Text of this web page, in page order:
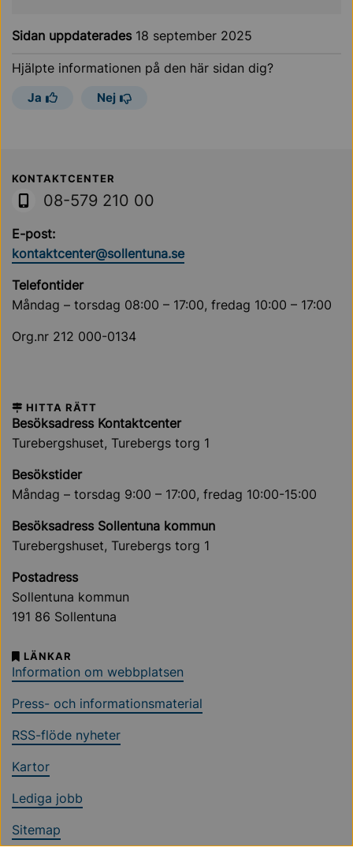
Sidan uppdaterades 18 september 2025
Hjälpte informationen på den här sidan dig?
Ja Nej
Sollentuna Kommun
KONTAKTCENTER
08-579 210 00
E-post:
kontaktcenter@sollentuna.se
Telefontider
Måndag – torsdag 08:00 – 17:00, fredag 10:00 – 17:00
Org.nr 212 000-0134
HITTA RÄTT
Besöksadress Kontaktcenter
Turebergshuset, Turebergs torg 1
Besökstider
Måndag – torsdag 9:00 – 17:00, fredag 10:00-15:00
Besöksadress Sollentuna kommun
Turebergshuset, Turebergs torg 1
Postadress
Sollentuna kommun
191 86 Sollentuna
LÄNKAR
Information om webbplatsen
Press- och informationsmaterial
RSS-flöde nyheter
Kartor
Lediga jobb
Sitemap